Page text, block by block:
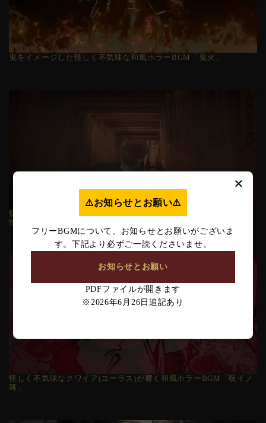
鬼をイメージした怪しく不気味な和風ホラーBGM「鬼火」
切なくもどこか怪しげなピアノと三味線の和風バラードBGM「慕
情」
怪しく不気味なクワイア(コーラス)が響く和風ホラーBGM「呪イノ
舞」
×
⚠︎お知らせとお願い⚠︎
フリーBGMについて、お知らせとお願いがございま
す。下記より必ずご一読くださいませ。
お知らせとお願い
PDFファイルが開きます
※2026年6月26日追記あり